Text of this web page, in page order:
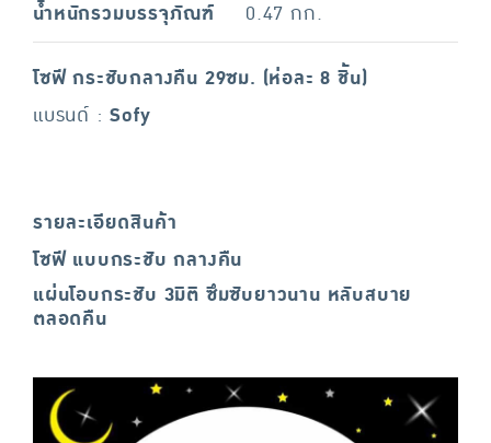
น้ำหนักรวมบรรจุภัณฑ์ 0.47 กก.
โซฟี กระชับกลางคืน 29ซม. (ห่อละ 8 ชิ้น)
แบรนด์ :Sofy
รายละเอียดสินค้า
โซฟี แบบกระชับ กลางคืน
แผ่นโอบกระชับ 3มิติ ซึมซับยาวนาน หลับสบาย
ตลอดคืน